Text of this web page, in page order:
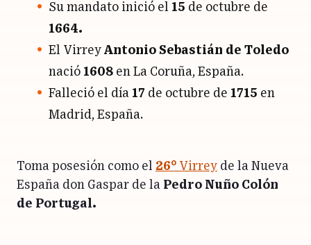
Su mandato inició el 15 de octubre de
1664.
El VirreyAntonio Sebastián de Toledo
nació 1608 en La Coruña, España.
Falleció el día 17 de octubre de 1715 en
Madrid, España.
Toma posesión como el 26° Virrey de la Nueva
España don Gaspar de la Pedro Nuño Colón
de Portugal.